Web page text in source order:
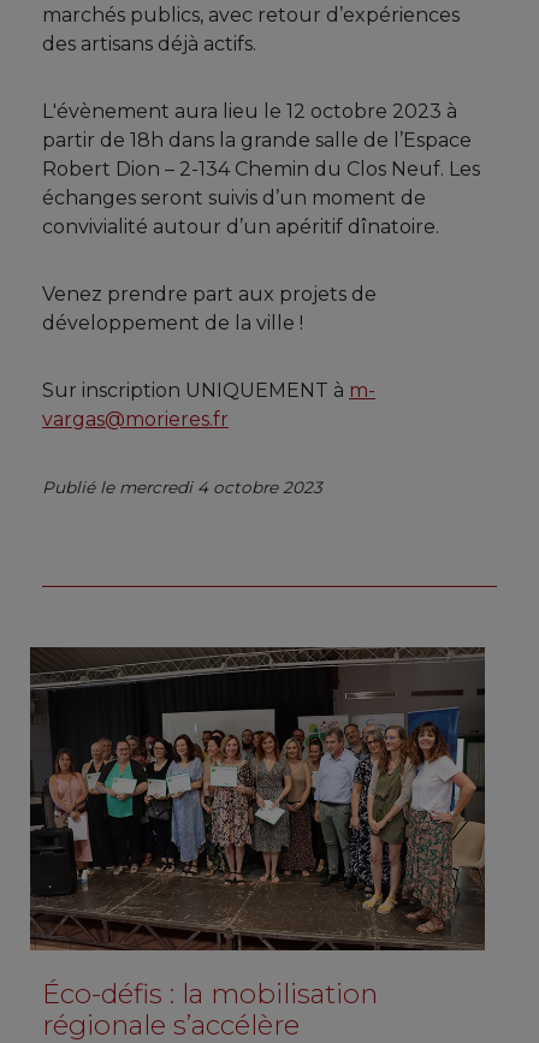
marchés publics, avec retour d’expériences
des artisans déjà actifs.
L'évènement aura lieu le 12 octobre 2023 à
partir de 18h dans la grande salle de l’Espace
Robert Dion – 2-134 Chemin du Clos Neuf. Les
échanges seront suivis d’un moment de
convivialité autour d’un apéritif dînatoire.
Venez prendre part aux projets de
développement de la ville !
Sur inscription UNIQUEMENT à m-
vargas@morieres.fr
Publié le mercredi 4 octobre 2023
Éco-défis : la mobilisation
régionale s’accélère